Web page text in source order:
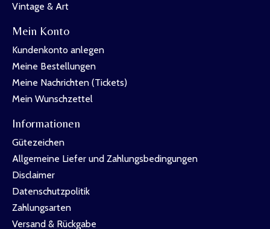
Vintage & Art
Mein Konto
Kundenkonto anlegen
Meine Bestellungen
Meine Nachrichten (Tickets)
Mein Wunschzettel
Informationen
Gütezeichen
Allgemeine Liefer und Zahlungsbedingungen
Disclaimer
Datenschutzpolitik
Zahlungsarten
Versand & Rückgabe